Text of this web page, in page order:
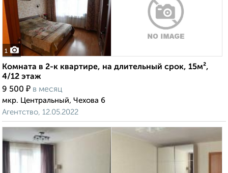
1
Комната в 2-к квартире, на длительный срок, 15м²,
4/12 этаж
9 500 ₽ в месяц
мкр. Центральный, Чехова 6
Агентство, 12.05.2022